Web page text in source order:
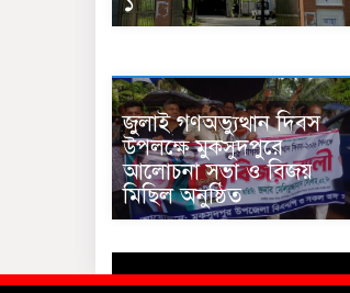
জুলাই গণঅভ্যুত্থান দিবস
উপলক্ষে মুকসুদপুরে
আলোচনা সভা ও বিজয়
মিছিল অনুষ্ঠিত